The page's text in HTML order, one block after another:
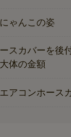
ゃんこの姿
スカバーを後
体の金額
アコンホース